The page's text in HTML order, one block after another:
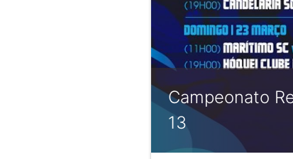
Campeonato
13